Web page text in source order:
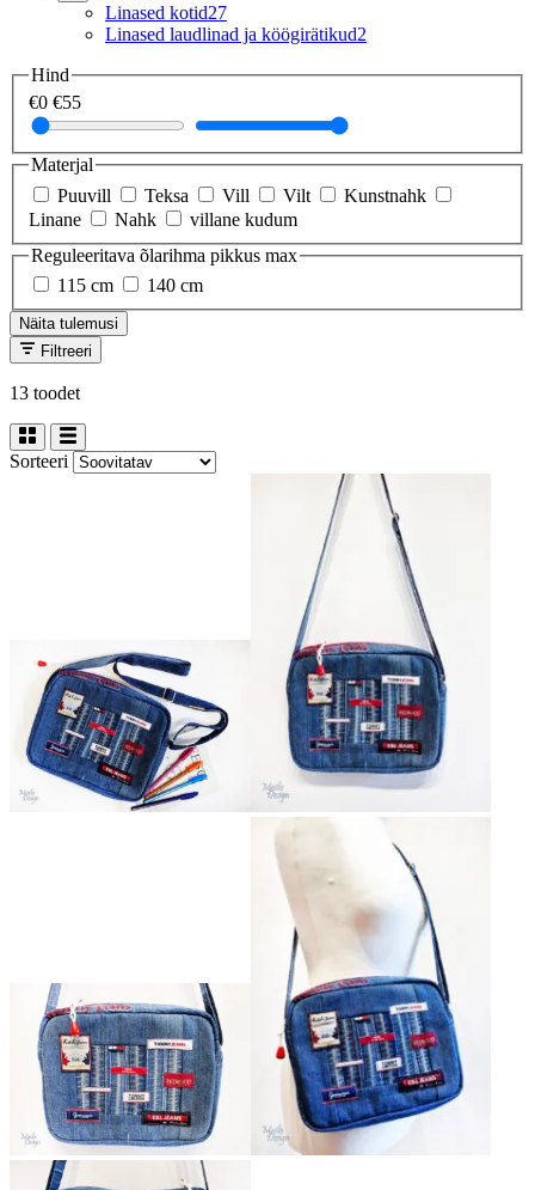
Linased kotid27
Linased laudlinad ja köögirätikud2
Hind
€0 €55
Materjal
Puuvill
Teksa Vill Vilt
Kunstnahk
Linane
Nahk
villane kudum
Reguleeritava õlarihma pikkus max
115 cm
140 cm
Näita tulemusi
Filtreeri
13 toodet
Sorteeri